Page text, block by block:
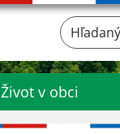
Hľadaný
Život v obci